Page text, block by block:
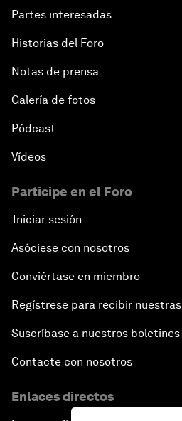
Partes interesadas
Historias del Foro
Notas de prensa
Galería de fotos
Pódcast
Vídeos
Participe en el Foro
Iniciar sesión
Asóciese con nosotros
Conviértase en miembro
Regístrese para recibir
Suscríbase a nuestros boletines
Contacte con nosotros
Enlaces directos